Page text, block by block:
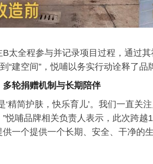
B太全程参与并记录项目过程，通过
到“建空间”，悦哺以务实行动诠释了
多轮捐赠机制与长期陪伴
‘精简护肤，快乐育儿’。我们一直
悦哺品牌相关负责人表示，此次跨
一个提供一个长期、安全、干净的